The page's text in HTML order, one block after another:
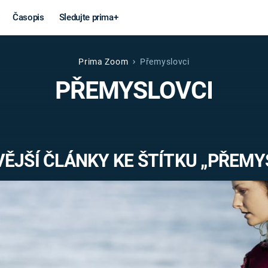
Časopis Sledujte prima+
Věda a
technika
MARS
VÁLEČNÉ
Záhady a
Prima Zoom Přemyslovci
PŘEMYSLOVCI
ČLÁNKY KE ŠTÍTKU